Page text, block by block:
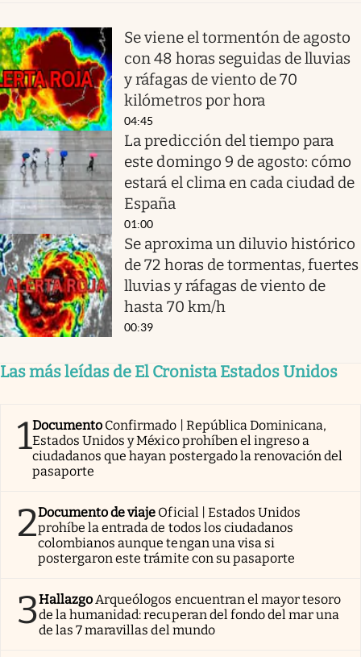
Se viene el tormentón de agosto
con 48 horas seguidas de lluvias
y ráfagas de viento de 70
kilómetros por hora
04:45
La predicción del tiempo para
este domingo 9 de agosto: cómo
estará el clima en cada ciudad de
España
01:00
Se aproxima un diluvio histórico
de 72 horas de tormentas, fuertes
lluvias y ráfagas de viento de
hasta 70 km/h
00:39
Las más leídas de El Cronista Estados Unidos
1Documento Confirmado | República Dominicana,
Estados Unidos y México prohíben el ingreso a
ciudadanos que hayan postergado la renovación del
pasaporte
2Documento de viaje Oficial | Estados Unidos
prohíbe la entrada de todos los ciudadanos
colombianos aunque tengan una visa si
postergaron este trámite con su pasaporte
3HallazgoArqueólogos encuentran el mayor tesoro
de la humanidad: recuperan del fondo del mar una
de las 7 maravillas del mundo